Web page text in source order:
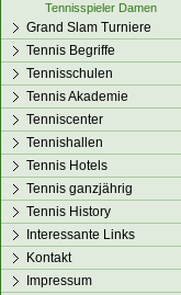
Tennisspieler Damen
Grand Slam Turniere
Tennis Begriffe
Tennisschulen
Tennis Akademie
Tenniscenter
Tennishallen
Tennis Hotels
Tennis ganzjährig
Tennis History
Interessante Links
Kontakt
Impressum